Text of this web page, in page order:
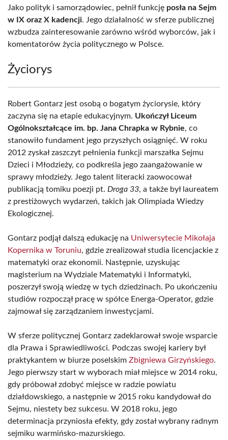
Jako polityk i samorządowiec, pełnił funkcję posła na Sejm
w IX oraz X kadencji. Jego działalność w sferze publicznej
wzbudza zainteresowanie zarówno wśród wyborców, jak i
komentatorów życia politycznego w Polsce.
Życiorys
Robert Gontarz jest osobą o bogatym życiorysie, który
zaczyna się na etapie edukacyjnym. Ukończył Liceum
Ogólnokształcące im. bp. Jana Chrapka w Rybnie, co
stanowiło fundament jego przyszłych osiągnięć. W roku
2012 zyskał zaszczyt pełnienia funkcji marszałka Sejmu
Dzieci i Młodzieży, co podkreśla jego zaangażowanie w
sprawy młodzieży. Jego talent literacki zaowocował
publikacją tomiku poezji pt. Droga 33, a także był laureatem
z prestiżowych wydarzeń, takich jak Olimpiada Wiedzy
Ekologicznej.
Gontarz podjął dalszą edukację na Uniwersytecie Mikołaja
Kopernika w Toruniu, gdzie zrealizował studia licencjackie z
matematyki oraz ekonomii. Następnie, uzyskując
magisterium na Wydziale Matematyki i Informatyki,
poszerzył swoją wiedzę w tych dziedzinach. Po ukończeniu
studiów rozpoczął pracę w spółce Energa-Operator, gdzie
zajmował się zarządzaniem inwestycjami.
W sferze politycznej Gontarz zadeklarował swoje wsparcie
dla Prawa i Sprawiedliwości. Podczas swojej kariery był
praktykantem w biurze poselskim Zbigniewa Girzyńskiego.
Jego pierwszy start w wyborach miał miejsce w 2014 roku,
gdy próbował zdobyć miejsce w radzie powiatu
działdowskiego, a następnie w 2015 roku kandydował do
Sejmu, niestety bez sukcesu. W 2018 roku, jego
determinacja przyniosła efekty, gdy został wybrany radnym
sejmiku warmińsko-mazurskiego.